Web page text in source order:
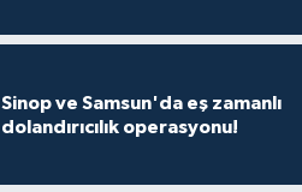
Sinop ve Samsun'da eş zamanlı
dolandırıcılık operasyonu!